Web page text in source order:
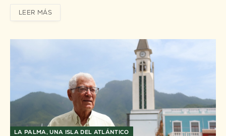
LEER MÁS
LA PALMA, UNA ISLA DEL ATLÁNTICO